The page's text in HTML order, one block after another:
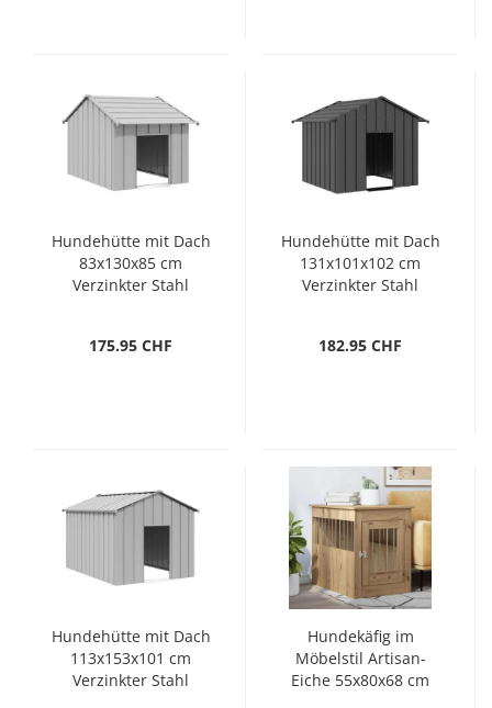
Hundehütte mit Dach
83x130x85 cm
Verzinkter Stahl
175.95 CHF
Hundehütte mit Dach
131x101x102 cm
Verzinkter Stahl
182.95 CHF
Hundehütte mit Dach
113x153x101 cm
Verzinkter Stahl
Hundekäfig im
Möbelstil Artisan-
Eiche 55x80x68 cm